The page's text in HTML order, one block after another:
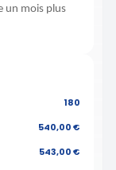
un mois plus
180
540,00 €
543,00 €